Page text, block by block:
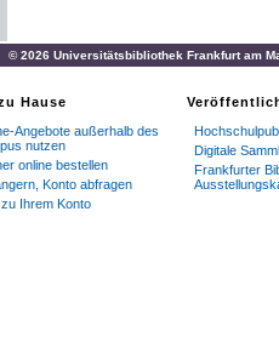
© 2026 Universitätsbibliothek Frankfurt am
Hause
Angebote außerhalb des
nutzen
online bestellen
Konto abfragen
Ihrem Konto
Digitale
Frankfurter